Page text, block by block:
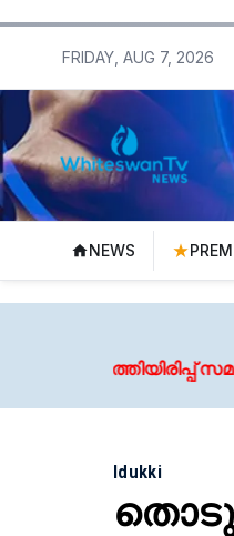
FRIDAY, AUG 7, 2026
NEWS
Idukki